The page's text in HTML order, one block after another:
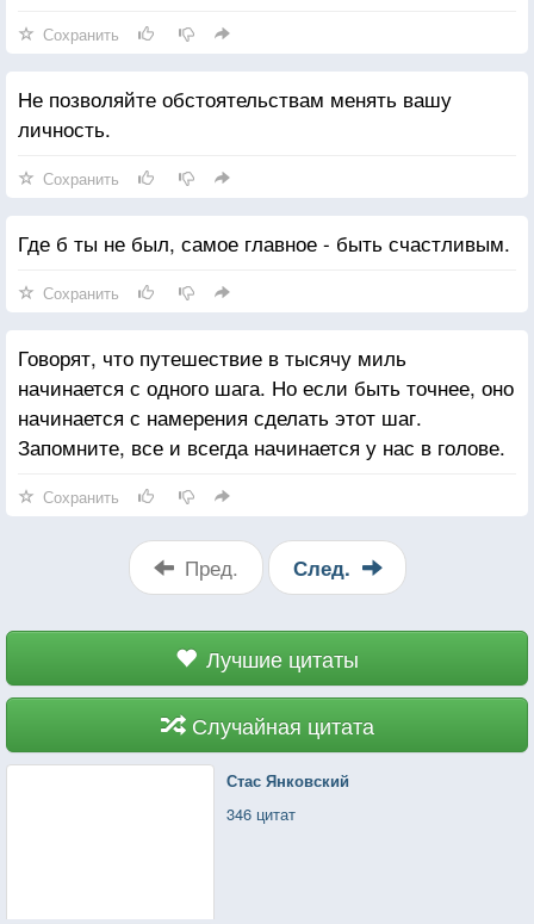
Сохранить
Не позволяйте обстоятельствам менять вашу
личность.
Сохранить
Где б ты не был, самое главное - быть счастливым.
Сохранить
Говорят, что путешествие в тысячу миль
начинается с одного шага. Но если быть точнее, оно
начинается с намерения сделать этот шаг.
Запомните, все и всегда начинается у нас в голове.
Сохранить
Пред. След.
Лучшие цитаты
Случайная цитата
Стас Янковский
346 цитат